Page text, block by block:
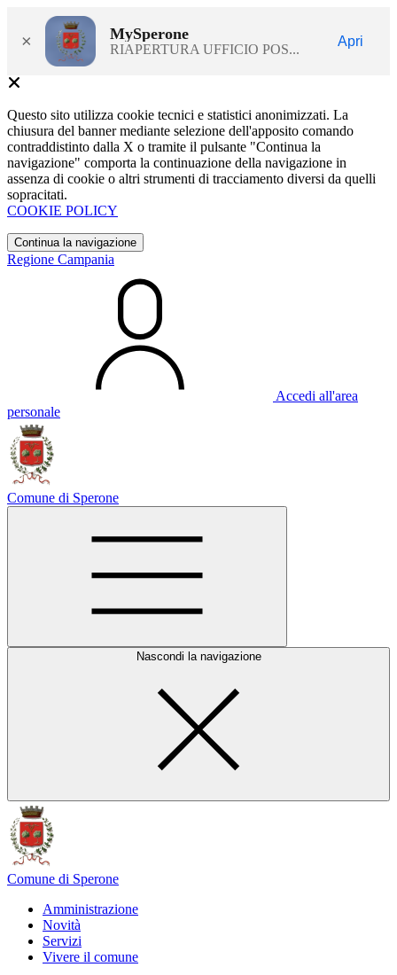
× MySperone
RIAPERTURA UFFICIO POS...
Apri
Questo sito utilizza cookie tecnici e statistici anonimizzati. La
chiusura del banner mediante selezione dell'apposito comando
contraddistinto dalla X o tramite il pulsante "Continua la
navigazione" comporta la continuazione della navigazione in
assenza di cookie o altri strumenti di tracciamento diversi da quelli
sopracitati.
COOKIE POLICY
Continua la navigazione
Regione Campania
Accedi all'area
personale
Comune di Sperone
Nascondi la navigazione
Comune di Sperone
Amministrazione
Novità
Servizi
Vivere il comune